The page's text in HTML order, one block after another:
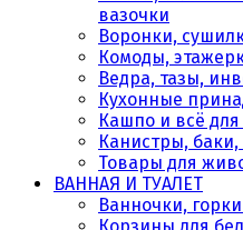
вазочки
Воронки,
Комоды,
Ведра, тазы,
Кухонные
Кашпо и всё
Канистры, баки,
Товары для
ВАННАЯ И ТУАЛЕТ
Ванночки,